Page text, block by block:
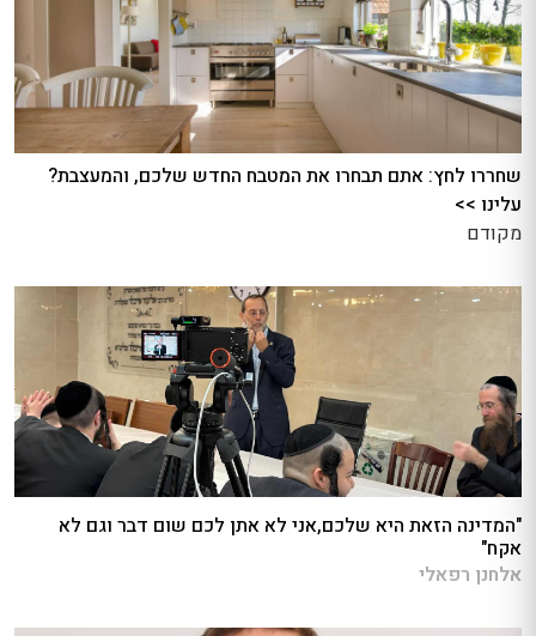
שחררו לחץ: אתם תבחרו את המטבח החדש שלכם, והמעצבת?
עלינו >>
מקודם
"המדינה הזאת היא שלכם,אני לא אתן לכם שום דבר וגם לא
אקח"
אלחנן רפאלי